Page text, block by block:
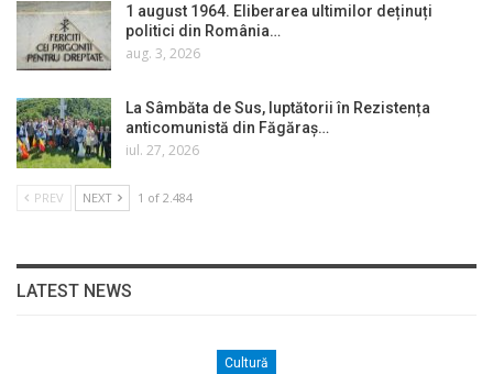
1 august 1964. Eliberarea ultimilor deținuți
politici din România…
aug. 3, 2026
La Sâmbăta de Sus, luptătorii în Rezistența
anticomunistă din Făgăraș…
iul. 27, 2026
PREV NEXT 1 of 2.484
LATEST NEWS
Cultură